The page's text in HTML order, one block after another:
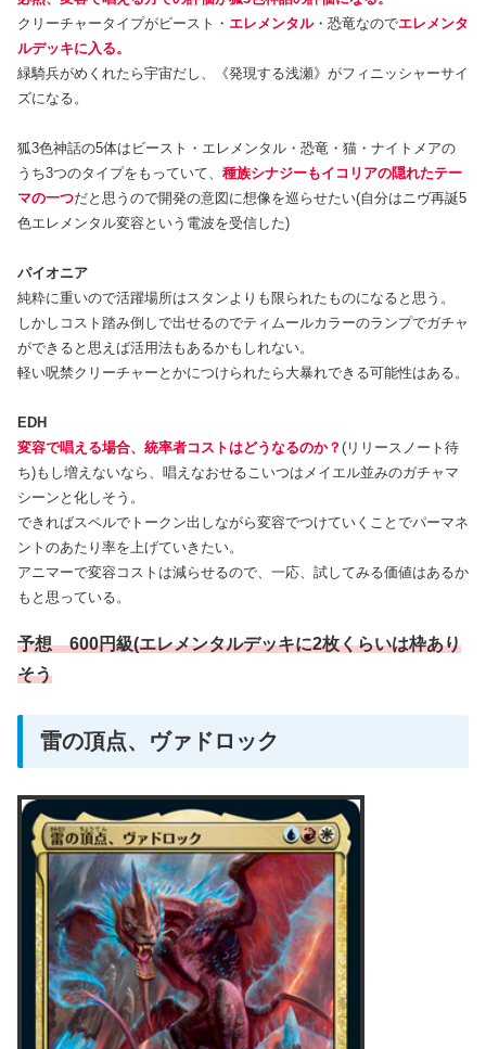
クリーチャータイプがビースト・ エレメンタル・恐竜なのでエレメンタ
ルデッキに入る。
緑騎兵がめくれたら宇宙だし、《発現する浅瀬》がフィニッシャーサイ
ズになる。
狐3色神話の5体はビースト・エレメンタル・恐竜・猫・ナイトメアの
うち3つのタイプをもっていて、 種族シナジーもイコリアの隠れたテー
マの一つだと思うので開発の意図に想像を巡らせたい(自分はニヴ再誕5
色エレメンタル変容という電波を受信した)
パイオニア
純粋に重いので活躍場所はスタンよりも限られたものになると思う。
しかしコスト踏み倒しで出せるのでティムールカラーのランプでガチャ
ができると思えば活用法もあるかもしれない。
軽い呪禁クリーチャーとかにつけられたら大暴れできる可能性はある。
EDH
変容で唱える場合、統率者コストはどうなるのか？ (リリースノート待
ち)もし増えないなら、唱えなおせるこいつはメイエル並みのガチャマ
シーンと化しそう。
できればスペルでトークン出しながら変容でつけていくことでパーマネ
ントのあたり率を上げていきたい。
アニマーで変容コストは減らせるので、一応、試してみる価値はあるか
もと思っている。
予想 600円級(エレメンタルデッキに2枚くらいは枠あり
そう
雷の頂点、ヴァドロック